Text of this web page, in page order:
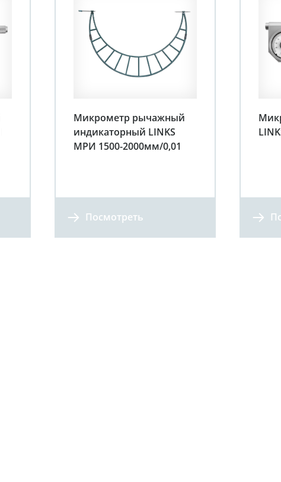
Микрометр рычажный
индикаторный LINKS
МРИ 1500-2000мм/0,01
Посмотреть